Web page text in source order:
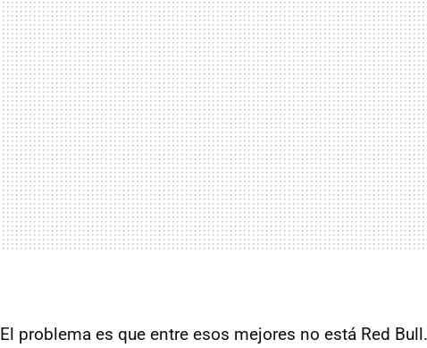
El problema es que entre esos mejores no está Red